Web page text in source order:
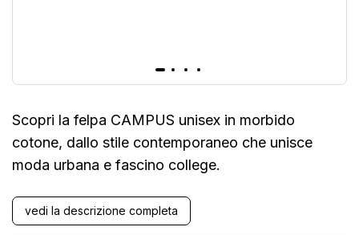
Scopri la felpa CAMPUS unisex in morbido
cotone, dallo stile contemporaneo che unisce
moda urbana e fascino college.
vedi la descrizione completa